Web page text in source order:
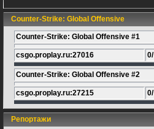
Counter-Strike: Global Offensive
Counter-Strike: Global Offensive #1
csgo.proplay.ru:27016 0/
Counter-Strike: Global Offensive #2
csgo.proplay.ru:27215 0/
Репортажи